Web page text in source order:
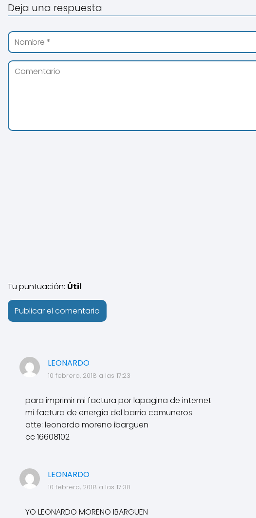
LEONARDO
10 febrero, 2018 a las 17:23
para imprimir mi factura por lapagina de internet
mi factura de energía del barrio comuneros
atte: leonardo moreno ibarguen
cc 16608102
LEONARDO
10 febrero, 2018 a las 17:30
YO LEONARDO MORENO IBARGUEN
Deja una respuesta
Tu puntuación: Útil